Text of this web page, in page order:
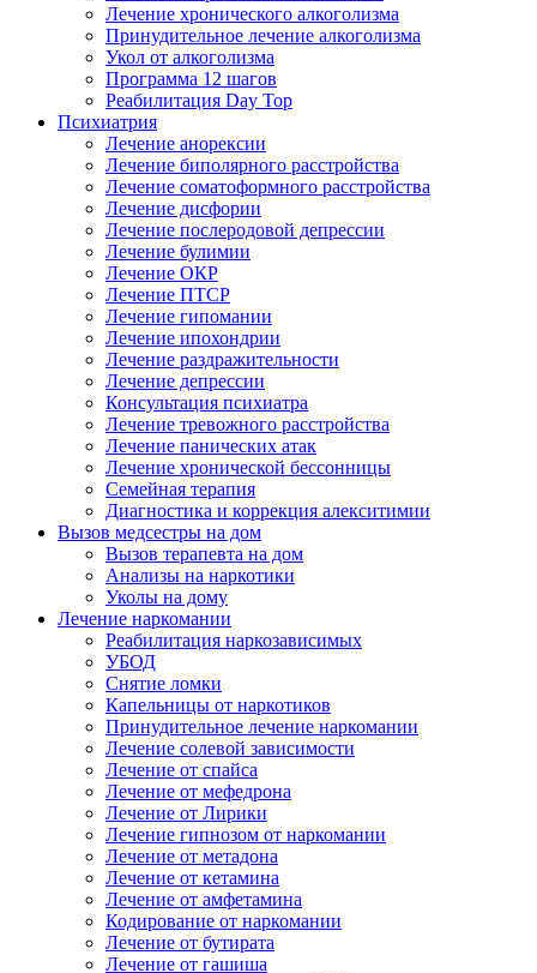
Лечение хронического алкоголизма
Принудительное лечение алкоголизма
Укол от алкоголизма
Программа 12 шагов
Реабилитация Day Top
Психиатрия
Лечение анорексии
Лечение биполярного расстройства
Лечение соматоформного расстройства
Лечение дисфории
Лечение послеродовой депрессии
Лечение булимии
Лечение ОКР
Лечение ПТСР
Лечение гипомании
Лечение ипохондрии
Лечение раздражительности
Лечение депрессии
Консультация психиатра
Лечение тревожного расстройства
Лечение панических атак
Лечение хронической бессонницы
Семейная терапия
Диагностика и коррекция алекситимии
Вызов медсестры на дом
Вызов терапевта на дом
Анализы на наркотики
Уколы на дому
Лечение наркомании
Реабилитация наркозависимых
УБОД
Снятие ломки
Капельницы от наркотиков
Принудительное лечение наркомании
Лечение солевой зависимости
Лечение от спайса
Лечение от мефедрона
Лечение от Лирики
Лечение гипнозом от наркомании
Лечение от метадона
Лечение от кетамина
Лечение от амфетамина
Кодирование от наркомании
Лечение от бутирата
Лечение от гашиша